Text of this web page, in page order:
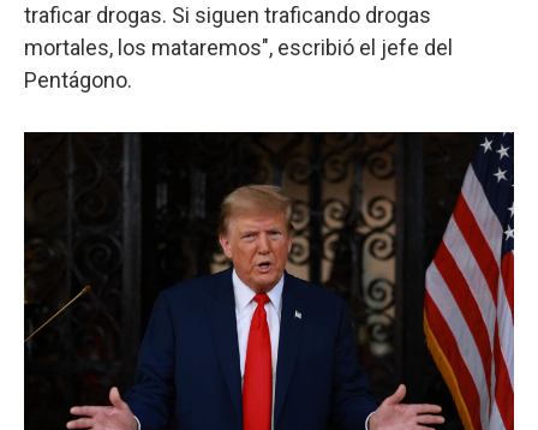
traficar drogas. Si siguen traficando drogas
mortales, los mataremos", escribió el jefe del
Pentágono.